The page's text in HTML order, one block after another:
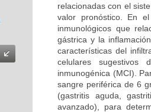
relacionadas con el
valor pronóstico. En
inmunológicos que
gástrica y la
características del
celulares sugestivos
inmunogénica (MCI).
sangre periférica de 6
(gastritis aguda,
avanzado), para